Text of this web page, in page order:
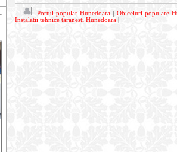
Portul popular Hunedoara
Obiceiuri populare
Instalatii tehnice taranesti Hunedoara